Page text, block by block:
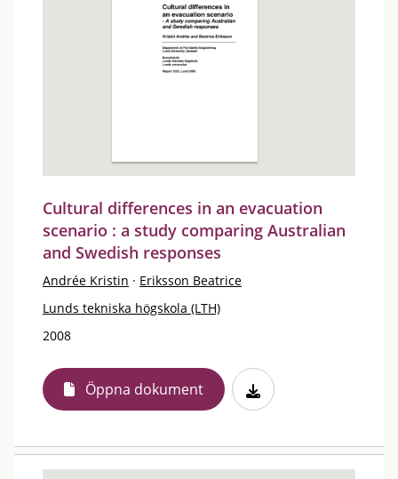
Cultural differences in an evacuation
scenario : a study comparing Australian
and Swedish responses
Andrée Kristin · Eriksson Beatrice
Lunds tekniska högskola (LTH)
2008
Öppna dokument